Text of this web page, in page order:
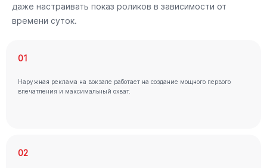
даже настраивать показ роликов в зависимости от
времени суток.
01
Наружная реклама на вокзале работает на создание мощного первого
впечатления и максимальный охват.
02